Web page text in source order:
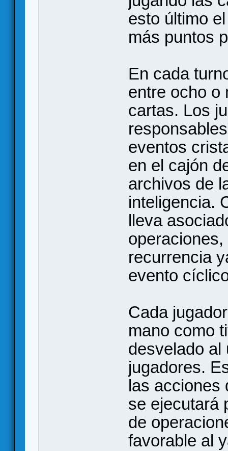
esto último
más puntos
En cada
entre ocho o
cartas. Los
eventos
en el cajón
archivos de
inteligencia.
lleva
recurrencia
evento
Cada
mano como
desvelado al
jugadores.
las acciones
se ejecutará
de
favorable al